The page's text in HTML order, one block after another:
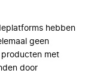
hebben
geen
met
door